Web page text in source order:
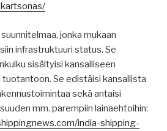
jonka mukaan
infrastruktuuri status. Se
sisältyisi kansalliseen
tuotantoon. Se edistäisi kansallista
sekä antaisi
mm. parempiin lainaehtoihin:
india-shipping-